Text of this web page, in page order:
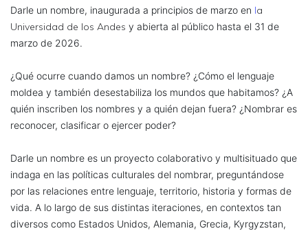
Darle un nombre, inaugurada a principios de marzo en la
Universidad de los Andes y abierta al público hasta el 31 de
marzo de 2026.
¿Qué ocurre cuando damos un nombre? ¿Cómo el lenguaje
moldea y también desestabiliza los mundos que habitamos? ¿A
quién inscriben los nombres y a quién dejan fuera? ¿Nombrar es
reconocer, clasificar o ejercer poder?
Darle un nombre es un proyecto colaborativo y multisituado que
indaga en las políticas culturales del nombrar, preguntándose
por las relaciones entre lenguaje, territorio, historia y formas de
vida. A lo largo de sus distintas iteraciones, en contextos tan
diversos como Estados Unidos, Alemania, Grecia, Kyrgyzstan,